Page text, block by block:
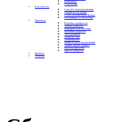
Контакты
Отделения
Как помочь
Сделать пожертвование
Подписка на добро
Стать волонтером фонда
Вечеринки со смыслом
Проекты
Коробка храбрости
Уроки Доброты
Юридическая помощь
Мамины радости
Автодобряки
Добрый торт
Добропробег
Няни особого назначения
Акция «Букет добра»
Фактор времени
Цветы доброты
Бизнесу
Отчеты